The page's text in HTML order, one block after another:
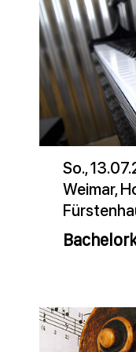
So.,
Weimar,